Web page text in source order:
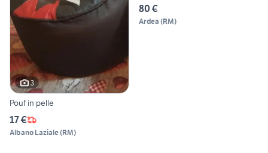
3
Pouf in pelle
17 €
Albano Laziale(RM)
80 €
Ardea (RM)